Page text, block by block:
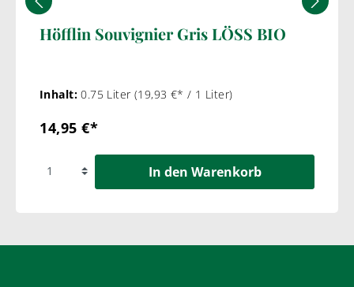
Höfflin Souvignier Gris LÖSS BIO
Inhalt:0.75 Liter (19,93 €* / 1 Liter)
14,95 €*
In den Warenkorb